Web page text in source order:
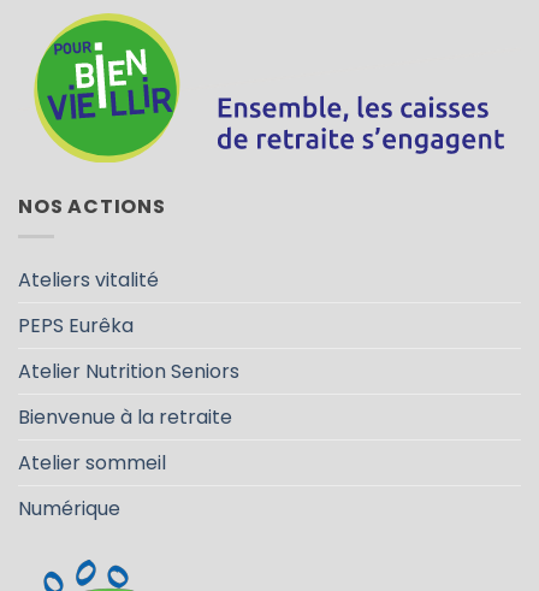
NOS ACTIONS
Ateliers vitalité
PEPS Eurêka
Atelier Nutrition Seniors
Bienvenue à la retraite
Atelier sommeil
Numérique